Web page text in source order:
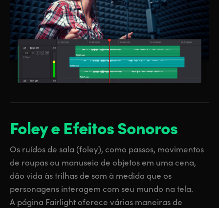
Foley e Efeitos Sonoros
Os ruídos de sala (foley), como passos, movimentos
de roupas ou manuseio de objetos em uma cena,
dão vida às trilhas de som à medida que os
personagens interagem com seu mundo na tela.
A página Fairlight oferece várias maneiras de